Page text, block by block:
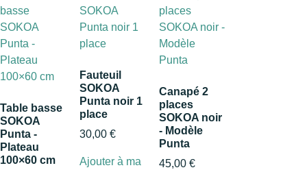
Table basse
SOKOA
Punta -
Plateau
100×60 cm
Fauteuil
SOKOA
Punta noir 1
place
30,00 €
Ajouter à ma
Canapé 2
places
SOKOA noir
- Modèle
Punta
45,00 €